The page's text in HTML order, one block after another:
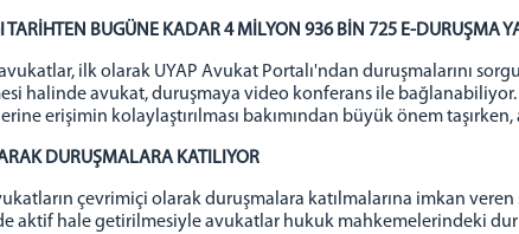
BUGÜNE KADAR 4 MİLYON 936 BİN 725 E-DURUŞMA
ilk olarak UYAP Avukat Portalı'ndan duruşmalarını
halinde avukat, duruşmaya video konferans ile
erişimin kolaylaştırılması bakımından büyük önem
DURUŞMALARA KATILIYOR
çevrimiçi olarak duruşmalara katılmalarına imkan
aktif hale getirilmesiyle avukatlar hukuk mahkemelerindeki